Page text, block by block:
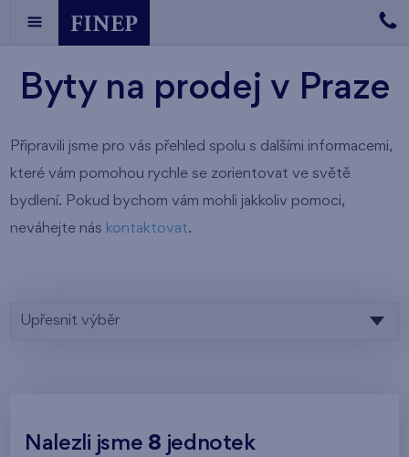
Byty na prodej v Praze
Připravili jsme pro vás přehled spolu s dalšími informacemi,
které vám pomohou rychle se zorientovat ve světě
bydlení. Pokud bychom vám mohli jakkoliv pomoci,
neváhejte nás kontaktovat.
Upřesnit výběr
Nalezli jsme 8 jednotek